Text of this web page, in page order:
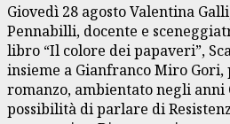
Giovedì 28 agosto Valentina
Pennabilli, docente e
libro “Il colore dei papaveri”,
insieme a Gianfranco Miro
romanzo, ambientato negli anni
possibilità di parlare di